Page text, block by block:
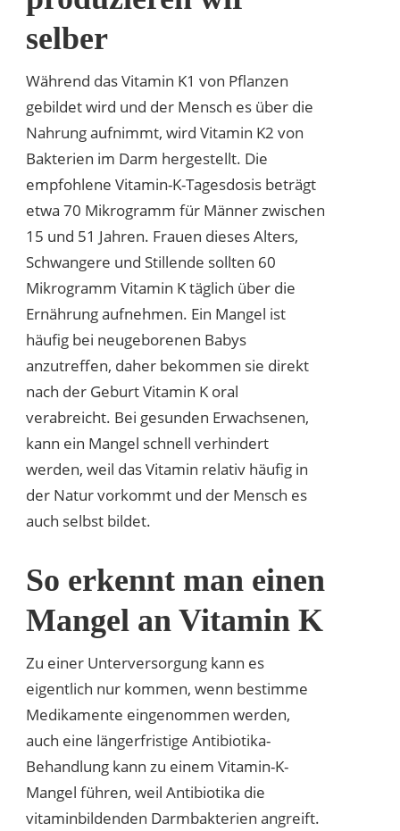
selber
Während das Vitamin K1 von Pflanzen
gebildet wird und der Mensch es über die
Nahrung aufnimmt, wird Vitamin K2 von
Bakterien im Darm hergestellt. Die
empfohlene Vitamin-K-Tagesdosis beträgt
etwa 70 Mikrogramm für Männer zwischen
15 und 51 Jahren. Frauen dieses Alters,
Schwangere und Stillende sollten 60
Mikrogramm Vitamin K täglich über die
Ernährung aufnehmen. Ein Mangel ist
häufig bei neugeborenen Babys
anzutreffen, daher bekommen sie direkt
nach der Geburt Vitamin K oral
verabreicht. Bei gesunden Erwachsenen,
kann ein Mangel schnell verhindert
werden, weil das Vitamin relativ häufig in
der Natur vorkommt und der Mensch es
auch selbst bildet.
So erkennt man einen
Mangel an Vitamin K
Zu einer Unterversorgung kann es
eigentlich nur kommen, wenn bestimme
Medikamente eingenommen werden,
auch eine längerfristige Antibiotika-
Behandlung kann zu einem Vitamin-K-
Mangel führen, weil Antibiotika die
vitaminbildenden Darmbakterien angreift.